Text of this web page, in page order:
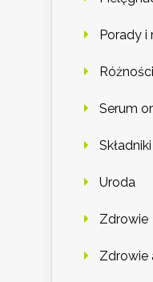
Porady i
Różności
Serum
Uroda
Zdrowie
Zdrowie